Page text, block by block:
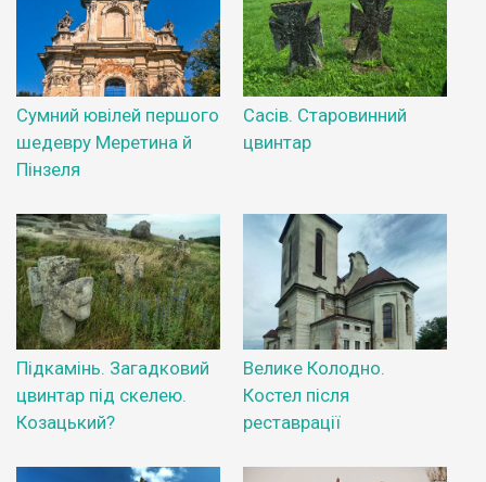
Сумний ювілей першого
шедевру Меретина й
Пінзеля
Сасів. Старовинний
цвинтар
Підкамінь. Загадковий
цвинтар під скелею.
Козацький?
Велике Колодно.
Костел після
реставрації